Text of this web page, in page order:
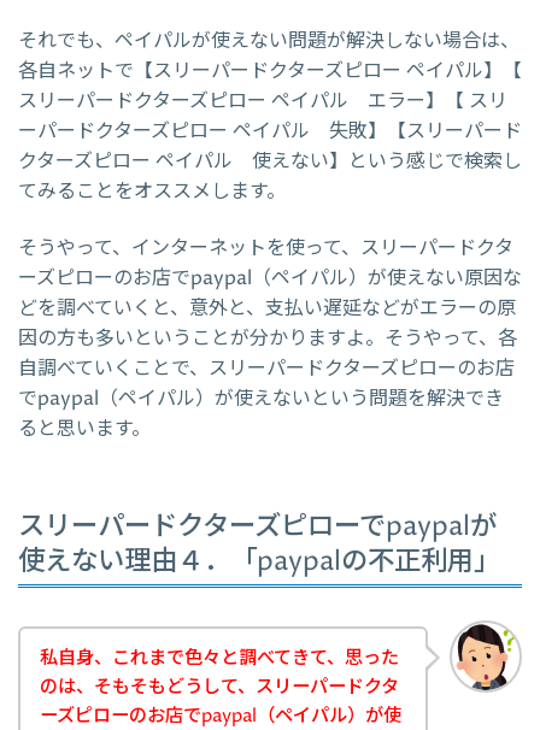
それでも、ペイパルが使えない問題が解決しない場合は、
各自ネットで【スリーパードクターズピロー ペイパル】【
スリーパードクターズピロー ペイパル エラー】【 スリ
ーパードクターズピロー ペイパル 失敗】【スリーパード
クターズピロー ペイパル 使えない】という感じで検索し
てみることをオススメします。
そうやって、インターネットを使って、スリーパードクタ
ーズピローのお店でpaypal（ペイパル）が使えない原因な
どを調べていくと、意外と、支払い遅延などがエラーの原
因の方も多いということが分かりますよ。そうやって、各
自調べていくことで、スリーパードクターズピローのお店
でpaypal（ペイパル）が使えないという問題を解決でき
ると思います。
スリーパードクターズピローでpaypalが
使えない理由４．「paypalの不正利用」
私自身、これまで色々と調べてきて、思った
のは、そもそもどうして、スリーパードクタ
ーズピローのお店でpaypal（ペイパル）が使